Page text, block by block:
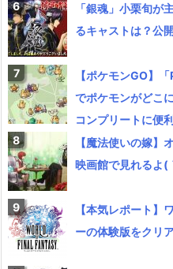
「銀魂」小栗旬
るキャストは？公
【ポケモンGO】
でポケモンがどこ
コンプリートに便
【魔法使いの嫁】
映画館で見れるよ(
【本気レポート】
ーの体験版をクリ